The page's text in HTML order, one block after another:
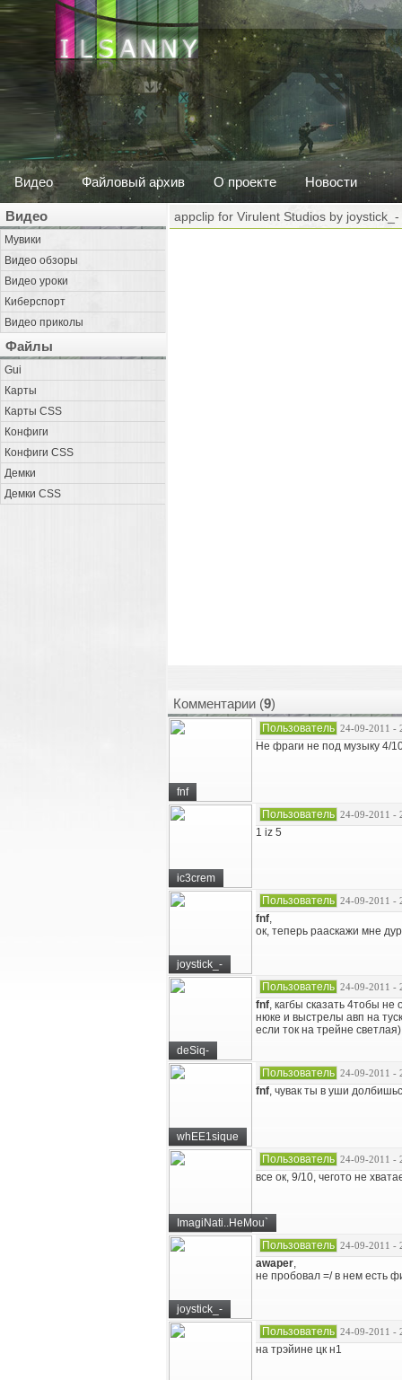
Видео Файловый архив О проекте Новости
Видео
Мувики
Видео обзоры
Видео уроки
Киберспорт
Видео приколы
Файлы
Gui
Карты
Карты CSS
Конфиги
Конфиги CSS
Демки
Демки CSS
appclip for Virulent Studios by joystick_-
Комментарии (9)
fnf
Пользователь 24-09-2011 -
Не фраги не под музыку 4/
ic3crem
Пользователь 24-09-2011 -
1 iz 5
joystick_-
Пользователь 24-09-2011 -
fnf,
ок, теперь рааскажи мне
deSiq-
Пользователь 24-09-2011 -
fnf, кагбы сказать 4тобы
нюке и выстрелы авп на
если ток на трейне светлая)
whEE1sique
Пользователь 24-09-2011 -
fnf, чувак ты в уши
ImagiNati..HeMou`
Пользователь 24-09-2011 -
все ок, 9/10, чегото не
joystick_-
Пользователь 24-09-2011 -
awaper,
не пробовал =/ в нем есть
Пользователь 24-09-2011 -
на трэйине цк н1